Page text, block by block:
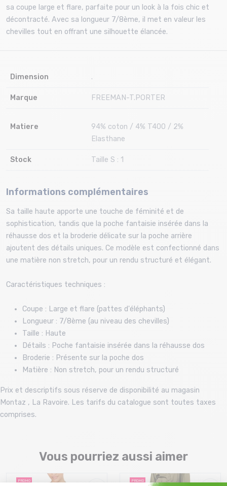
sa coupe large et flare, parfaite pour un look à la fois chic et
décontracté. Avec sa longueur 7/8ème, il met en valeur les
chevilles tout en offrant une silhouette élancée.
Dimension .
Marque FREEMAN-T.PORTER
Matiere
94% coton / 4% T400 / 2%
Elasthane
Stock Taille S : 1
Informations complémentaires
Sa taille haute apporte une touche de féminité et de
sophistication, tandis que la poche fantaisie insérée dans la
réhausse dos et la broderie délicate sur la poche arrière
ajoutent des détails uniques. Ce modèle est confectionné dans
une matière non stretch, pour un rendu structuré et élégant.
Caractéristiques techniques :
Coupe : Large et flare (pattes d'éléphants)
Longueur : 7/8ème (au niveau des chevilles)
Taille : Haute
Détails : Poche fantaisie insérée dans la réhausse dos
Broderie : Présente sur la poche dos
Matière : Non stretch, pour un rendu structuré
Prix et descriptifs sous réserve de disponibilité au magasin
Montaz , La Ravoire. Les tarifs du catalogue sont toutes taxes
comprises.
Vous pourriez aussi aimer
PROMO PROMO